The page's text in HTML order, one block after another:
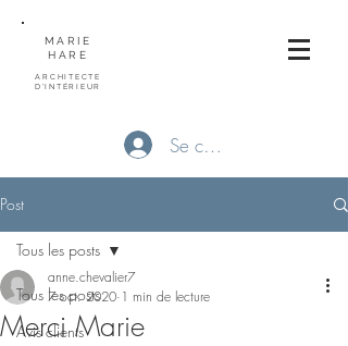
MARIE
HARE
ARCHITECTE
D'INTÉRIEUR
Se connecter
Post
Tous les posts
Avis clients
Tous les posts
Merci Marie
anne.chevalier7
7 oct. 2020 1 min de lecture